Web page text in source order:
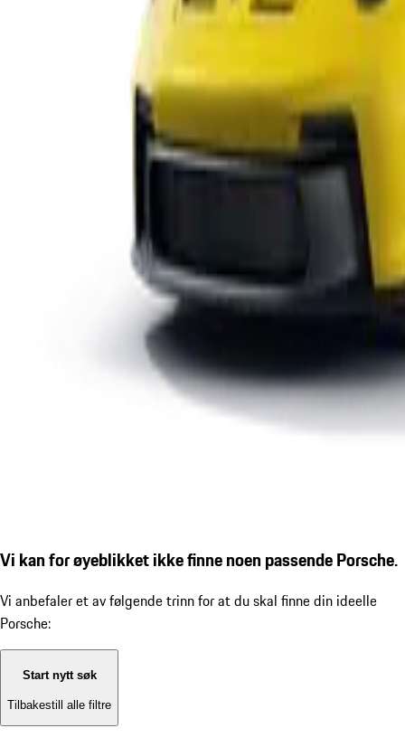
Vi kan for øyeblikket ikke finne noen passende Porsche.
Vi anbefaler et av følgende trinn for at du skal finne din ideelle
Porsche:
Start nytt søk
Tilbakestill alle filtre